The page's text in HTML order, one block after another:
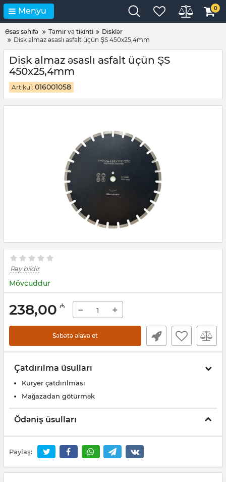
Menyu 0
Əsas səhifə Təmir və tikinti
Disklər
Disk almaz əsaslı asfalt üçün ŞS 450x25,4mm
Disk almaz əsaslı asfalt üçün ŞS
450x25,4mm
Artikul: 016001058
Rəy bildir
Mövcuddur
238,00 ₼ − +
Səbətə əlavə et
Çatdırılma üsulları
Kuryer çatdırılması
Mağazadan götürmək
Ödəniş üsulları
Paylaş: